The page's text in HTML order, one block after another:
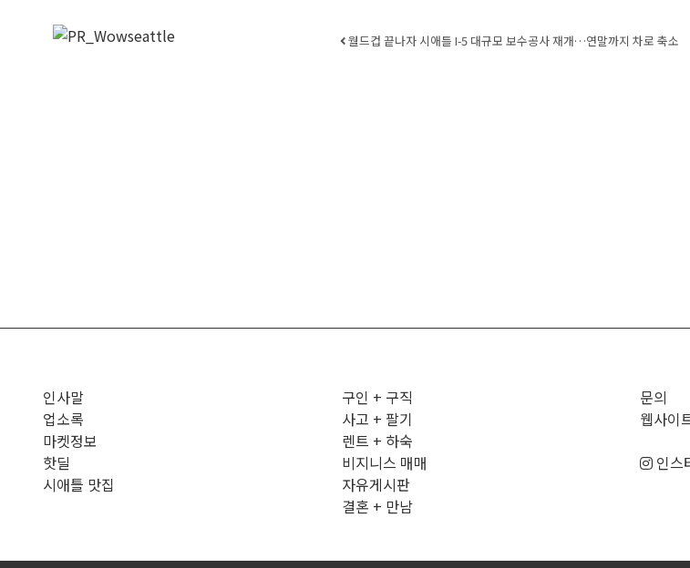
Post navigation
월드컵 끝나자 시애틀 I-5 대규모 보수공사 재개…연말까지 차로 축소
인사말
업소록
마켓정보
핫딜
시애틀 맛집
구인 + 구직
사고 + 팔기
렌트 + 하숙
비지니스 매매
자유게시판
결혼 + 만남
문의
웹사이
인스